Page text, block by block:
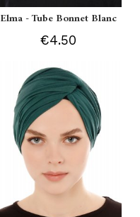
Elma - Tube Bonnet Blanc
€4.50